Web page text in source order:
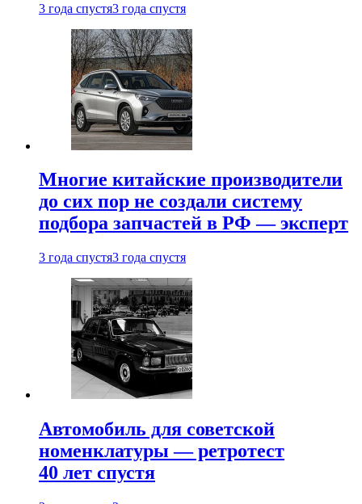
3 года спустя3 года спустя
Многие китайские производители
до сих пор не создали систему
подбора запчастей в РФ — эксперт
3 года спустя3 года спустя
Автомобиль для советской
номенклатуры — ретротест
40 лет спустя